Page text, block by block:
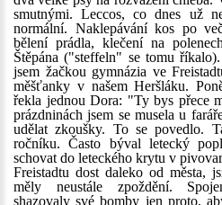
smutnými. Leccos, co dnes už
normální. Naklepávání kos po
bělení prádla, klečení na
Štěpána ("steffeln" se tomu
jsem žačkou gymnázia ve
měšťanky v našem Heršláku.
řekla jednou Dora: "Ty bys přece
prázdninách jsem se musela u
udělat zkoušky. To se povedlo.
ročníku. Často býval letecký
schovat do leteckého krytu v
Freistadtu dost daleko od města,
měly neustále zpoždění.
shazovaly své bomby jen proto,